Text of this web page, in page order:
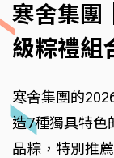
寒舍集團
級粽禮組
寒舍集團的
造7種獨具特色
品粽，特別推